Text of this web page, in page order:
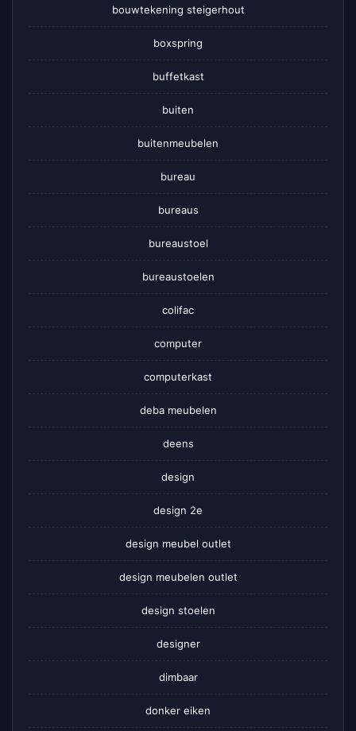
bouwtekening steigerhout
boxspring
buffetkast
buiten
buitenmeubelen
bureau
bureaus
bureaustoel
bureaustoelen
colifac
computer
computerkast
deba meubelen
deens
design
design 2e
design meubel outlet
design meubelen outlet
design stoelen
designer
dimbaar
donker eiken